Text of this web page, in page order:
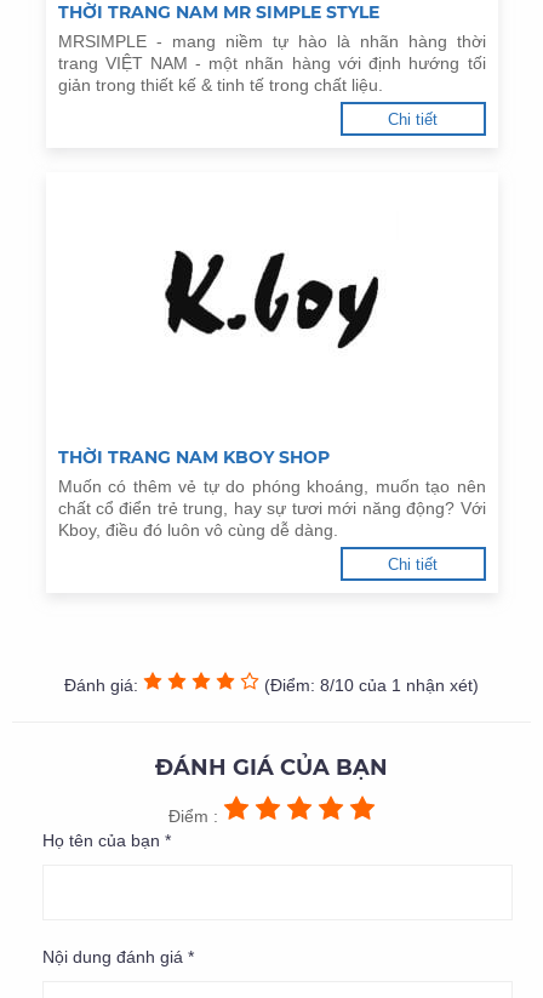
THỜI TRANG NAM MR SIMPLE STYLE
MRSIMPLE - mang niềm tự hào là nhãn hàng thời
trang VIỆT NAM - một nhãn hàng với định hướng tối
giản trong thiết kế & tinh tế trong chất liệu.
Chi tiết
THỜI TRANG NAM KBOY SHOP
Muốn có thêm vẻ tự do phóng khoáng, muốn tạo nên
chất cổ điển trẻ trung, hay sự tươi mới năng động? Với
Kboy, điều đó luôn vô cùng dễ dàng.
Chi tiết
Đánh giá: (Điểm: 8/10 của 1 nhận xét)
ĐÁNH GIÁ CỦA BẠN
Điểm :
Họ tên của bạn *
Nội dung đánh giá *